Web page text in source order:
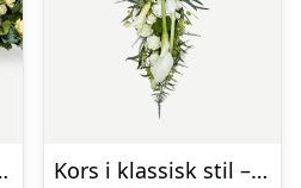
stil – creme
Kors i klassisk stil – creme